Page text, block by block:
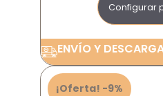
Configurar
ENVÍO Y
¡Oferta! -9%